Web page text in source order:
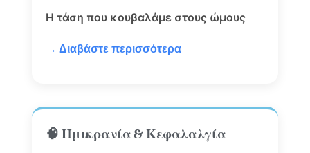
Η τάση που κουβαλάμε στους ώμους
→ Διαβάστε περισσότερα
🧠 Ημικρανία & Κεφαλαλγία